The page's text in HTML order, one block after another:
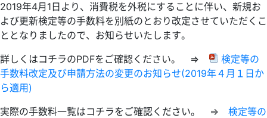
TIIS認証
書籍等の頒布
職員募集
お問合せ・ご意見
2019年4月 1 日より、消費税を外税にすることに伴い、新規お
よび更新検定等の手数料を別紙のとおり改定させていただくこ
ととなりましたので、お知らせいたします。
詳しくはコチラのPDFをご確認ください。 ⇒
検定等の
手数料改定及び申請方法の変更のお知らせ(2019年４月１日か
ら適用)
実際の手数料一覧はコチラをご確認ください。 ⇒ 検定等の